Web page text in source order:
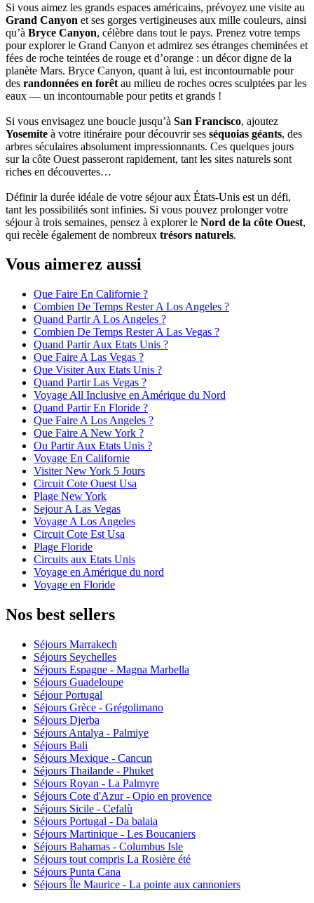
Si vous aimez les grands espaces américains, prévoyez une visite au
Grand Canyon et ses gorges vertigineuses aux mille couleurs, ainsi
qu’à Bryce Canyon, célèbre dans tout le pays. Prenez votre temps
pour explorer le Grand Canyon et admirez ses étranges cheminées et
fées de roche teintées de rouge et d’orange : un décor digne de la
planète Mars. Bryce Canyon, quant à lui, est incontournable pour
des randonnées en forêt au milieu de roches ocres sculptées par les
eaux — un incontournable pour petits et grands !
Si vous envisagez une boucle jusqu’à San Francisco, ajoutez
Yosemite à votre itinéraire pour découvrir ses séquoias géants, des
arbres séculaires absolument impressionnants. Ces quelques jours
sur la côte Ouest passeront rapidement, tant les sites naturels sont
riches en découvertes…
Définir la durée idéale de votre séjour aux États-Unis est un défi,
tant les possibilités sont infinies. Si vous pouvez prolonger votre
séjour à trois semaines, pensez à explorer le Nord de la côte Ouest,
qui recèle également de nombreux trésors naturels.
Vous aimerez aussi
Que Faire En Californie ?
Combien De Temps Rester A Los Angeles ?
Quand Partir A Los Angeles ?
Combien De Temps Rester A Las Vegas ?
Quand Partir Aux Etats Unis ?
Que Faire A Las Vegas ?
Que Visiter Aux Etats Unis ?
Quand Partir Las Vegas ?
Voyage All Inclusive en Amérique du Nord
Quand Partir En Floride ?
Que Faire A Los Angeles ?
Que Faire A New York ?
Ou Partir Aux Etats Unis ?
Voyage En Californie
Visiter New York 5 Jours
Circuit Cote Ouest Usa
Plage New York
Sejour A Las Vegas
Voyage A Los Angeles
Circuit Cote Est Usa
Plage Floride
Circuits aux Etats Unis
Voyage en Amérique du nord
Voyage en Floride
Nos best sellers
Séjours Marrakech
Séjours Seychelles
Séjours Espagne - Magna Marbella
Séjours Guadeloupe
Séjour Portugal
Séjours Grèce - Grégolimano
Séjours Djerba
Séjours Antalya - Palmiye
Séjours Bali
Séjours Mexique - Cancun
Séjours Thailande - Phuket
Séjours Royan - La Palmyre
Séjours Cote d'Azur - Opio en provence
Séjours Sicile - Cefalù
Séjours Portugal - Da balaia
Séjours Martinique - Les Boucaniers
Séjours Bahamas - Columbus Isle
Séjours tout compris La Rosière été
Séjours Punta Cana
Séjours Île Maurice - La pointe aux cannoniers